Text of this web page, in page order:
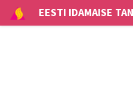
EESTI IDAMAISE